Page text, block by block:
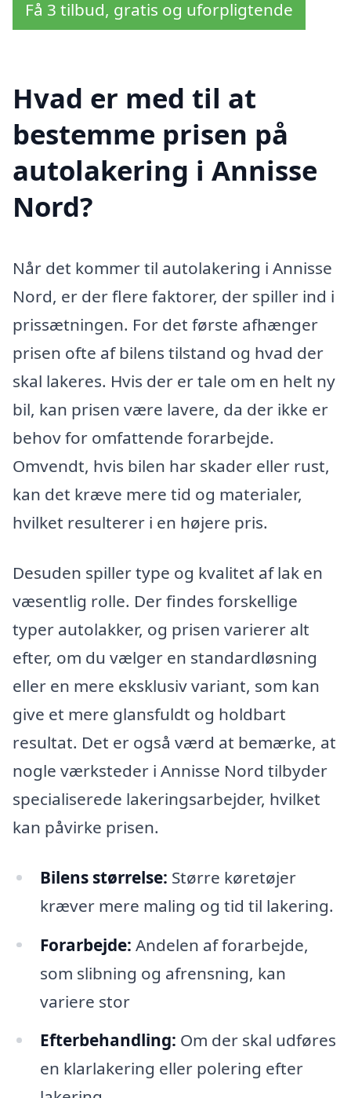
Få 3 tilbud, gratis og uforpligtende
Hvad er med til at
bestemme prisen på
autolakering i Annisse
Nord?
Når det kommer til autolakering i Annisse
Nord, er der flere faktorer, der spiller ind i
prissætningen. For det første afhænger
prisen ofte af bilens tilstand og hvad der
skal lakeres. Hvis der er tale om en helt ny
bil, kan prisen være lavere, da der ikke er
behov for omfattende forarbejde.
Omvendt, hvis bilen har skader eller rust,
kan det kræve mere tid og materialer,
hvilket resulterer i en højere pris.
Desuden spiller type og kvalitet af lak en
væsentlig rolle. Der findes forskellige
typer autolakker, og prisen varierer alt
efter, om du vælger en standardløsning
eller en mere eksklusiv variant, som kan
give et mere glansfuldt og holdbart
resultat. Det er også værd at bemærke, at
nogle værksteder i Annisse Nord tilbyder
specialiserede lakeringsarbejder, hvilket
kan påvirke prisen.
Bilens størrelse: Større køretøjer
kræver mere maling og tid til lakering.
Forarbejde: Andelen af forarbejde,
som slibning og afrensning, kan
variere stor
Efterbehandling: Om der skal udføres
en klarlakering eller polering efter